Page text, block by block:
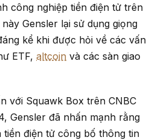
công nghiệp tiền điện tử trên
Gensler lại sử dụng giọng
kể khi được hỏi về các vấn
ETF, altcoin và các sàn giao
với Squawk Box trên CNBC
Gensler đã nhấn mạnh rằng
tiền điện tử công bố thông tin